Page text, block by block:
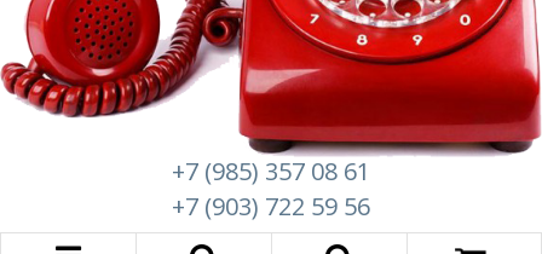
+7 (985) 357 08 61
+7 (903) 722 59 56